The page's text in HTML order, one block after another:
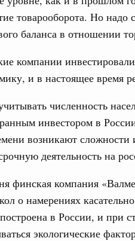
товарооборота. Но надо
баланса в отношении
компании
и в настоящее время
численность
инвестором в
возникают
деятельность на
финская компания
о намерениях
в России, и при
экологические
экономический союз.
совершенствование кооперации в
и администрирования,
перевозок,
экономический союз.
участие во
с главами